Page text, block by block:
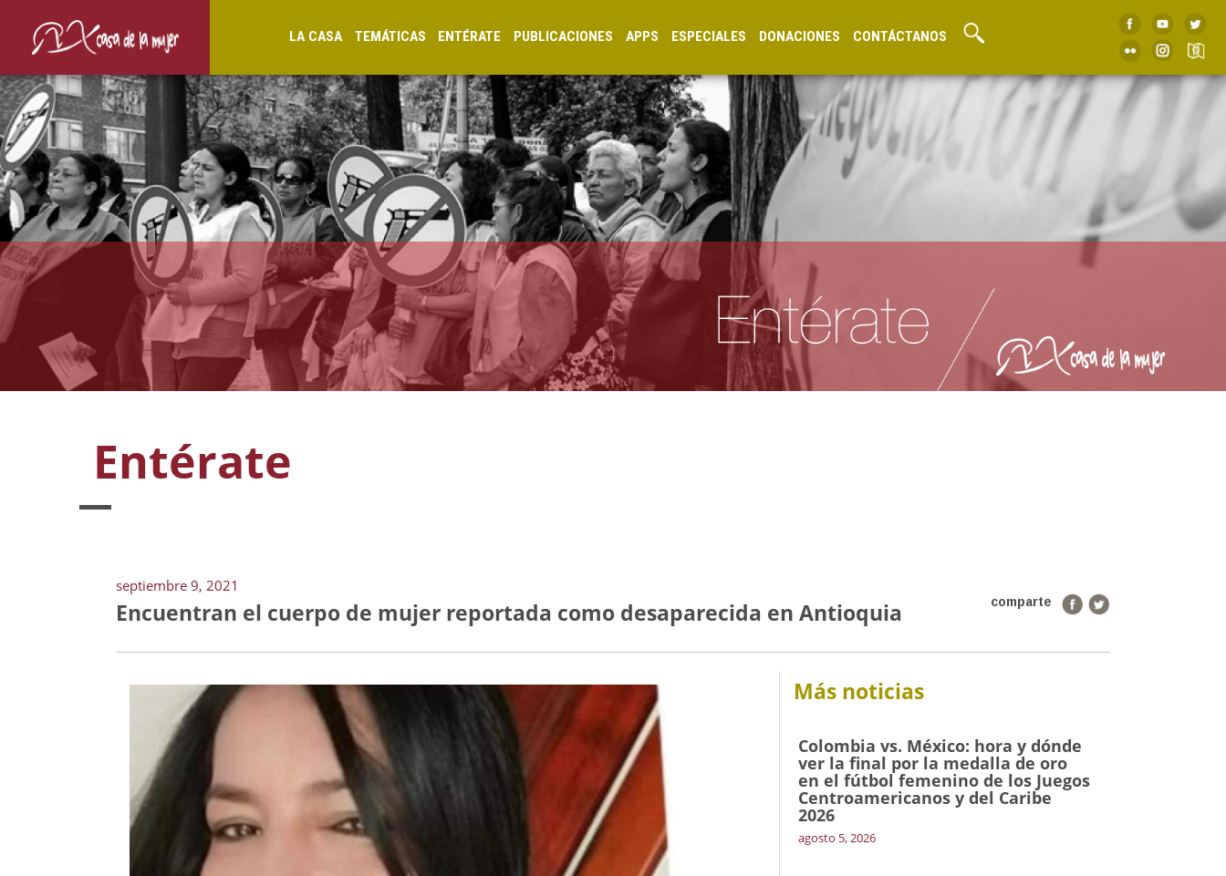
LA CASA TEMÁTICAS ENTÉRATE PUBLICACIONES APPS ESPECIALES DONACIONES CONTÁCTANOS
Entérate
septiembre 9, 2021
comparte
Encuentran el cuerpo de mujer reportada como desaparecida en Antioquia
Más noticias
Colombia vs. México: hora y dónde
ver la final por la medalla de oro
en el fútbol femenino de los Juegos
Centroamericanos y del Caribe
2026
agosto 5, 2026